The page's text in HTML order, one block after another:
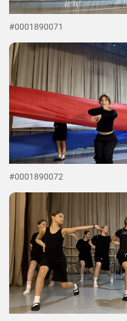
#0001890071
#0001890072